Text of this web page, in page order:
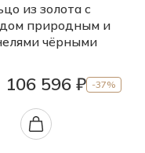
из золота с
природным и
чёрными
106 596 ₽ -37%